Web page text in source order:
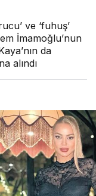
ve ‘fuhuş’
İmamoğlu’nun
da
alındı